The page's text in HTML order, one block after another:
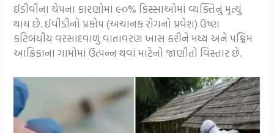
ઈડીવીના ચેપના કારણોમાં ૯૦% કિસ્સાઓમાં વ્યક્તિનું મૃત્યું
થાય છે. ઈવીડીનો પ્રકોપ (અચાનક રોગનો પ્રવેશ) ઉષ્ણ
કટિબંધીય વરસાદવાળું વાતાવરણ ખાસ કરીને મધ્ય અને પશ્ચિમ
આફ્રિકાના ગામોમાં ઉત્પન્ન થવાં માટેનો જાણીતો વિસ્તાર છે.